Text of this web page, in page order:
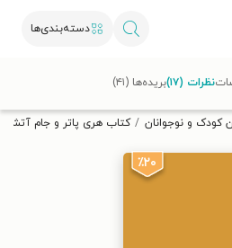
دسته‌بندی‌ها
طاقچه دریافت کن.
کودک و نوجوانان کتاب هری پاتر و جام آتش
٪۲۰
نظرات (۱۷) بریده‌ها (۴۱)